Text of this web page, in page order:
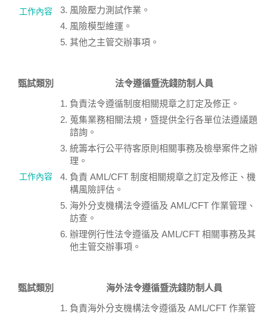
工作內容
風險壓力測試作業。
風險模型維運。
其他之主管交辦事項。
甄試類別 法令遵循暨洗錢防制人員
工作內容
負責法令遵循制度相關規章之訂定及修正。
蒐集業務相關法規，暨提供全行各單位法遵議題
諮詢。
統籌本行公平待客原則相關事務及檢舉案件之辦
理。
負責 AML/CFT 制度相關規章之訂定及修正、機
構風險評估。
海外分支機構法令遵循及 AML/CFT 作業管理、
訪查。
辦理例行性法令遵循及 AML/CFT 相關事務及其
他主管交辦事項。
甄試類別 海外法令遵循暨洗錢防制人員
負責海外分支機構法令遵循及 AML/CFT 作業管